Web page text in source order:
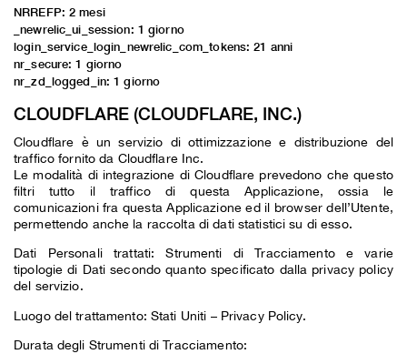
NRREFP: 2 mesi
_newrelic_ui_session: 1 giorno
login_service_login_newrelic_com_tokens: 21 anni
nr_secure: 1 giorno
nr_zd_logged_in: 1 giorno
CLOUDFLARE (CLOUDFLARE, INC.)
Cloudflare è un servizio di ottimizzazione e distribuzione del
traffico fornito da Cloudflare Inc.
Le modalità di integrazione di Cloudflare prevedono che questo
filtri tutto il traffico di questa Applicazione, ossia le
comunicazioni fra questa Applicazione ed il browser dell’Utente,
permettendo anche la raccolta di dati statistici su di esso.
Dati Personali trattati: Strumenti di Tracciamento e varie
tipologie di Dati secondo quanto specificato dalla privacy policy
del servizio.
Luogo del trattamento: Stati Uniti – Privacy Policy.
Durata degli Strumenti di Tracciamento: